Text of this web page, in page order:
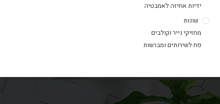
ידיות אחיזה לאמבטיה
שונות
מחזיקי נייר וקולבים
פח לשירותים ומברשות